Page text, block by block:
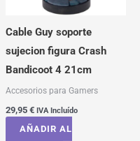
Cable Guy soporte
sujecion figura Crash
Bandicoot 4 21cm
Accesorios para Gamers
29,95 € IVA Incluído
AÑADIR AL